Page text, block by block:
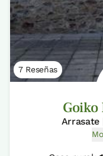
7 Reseñas
Goiko
Arrasate